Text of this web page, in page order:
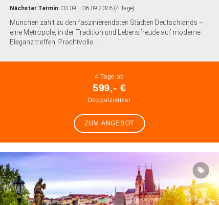
Nächster Termin: 03.09. - 06.09.2026 (4 Tage)
München zählt zu den faszinierendsten Städten Deutschlands –
eine Metropole, in der Tradition und Lebensfreude auf moderne
Eleganz treffen. Prachtvolle...
4 Tage ab
599,- €
Doppelzimmer
ZUM ANGEBOT